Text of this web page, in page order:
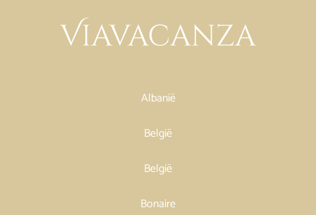
Albanië
België
België
Bonaire